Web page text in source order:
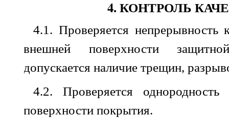
4. КОНТРОЛЬ
4.1. Проверяется непрерывность
внешней поверхности
защитной
допускается наличие трещин,
4.2. Проверяется
однородность
поверхности покрытия.